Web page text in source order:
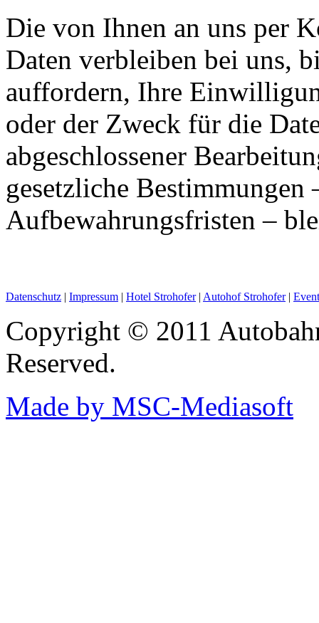
Die von Ihnen an uns per
Daten verbleiben bei uns,
auffordern, Ihre
oder der Zweck für die
abgeschlossener
gesetzliche Bestimmungen
Aufbewahrungsfristen –
Datenschutz | Impressum | Hotel Strohofer| Autohof Strohofer|
Copyright © 2011
Reserved.
Made by MSC-Mediasoft